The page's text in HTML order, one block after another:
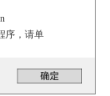
序，请单